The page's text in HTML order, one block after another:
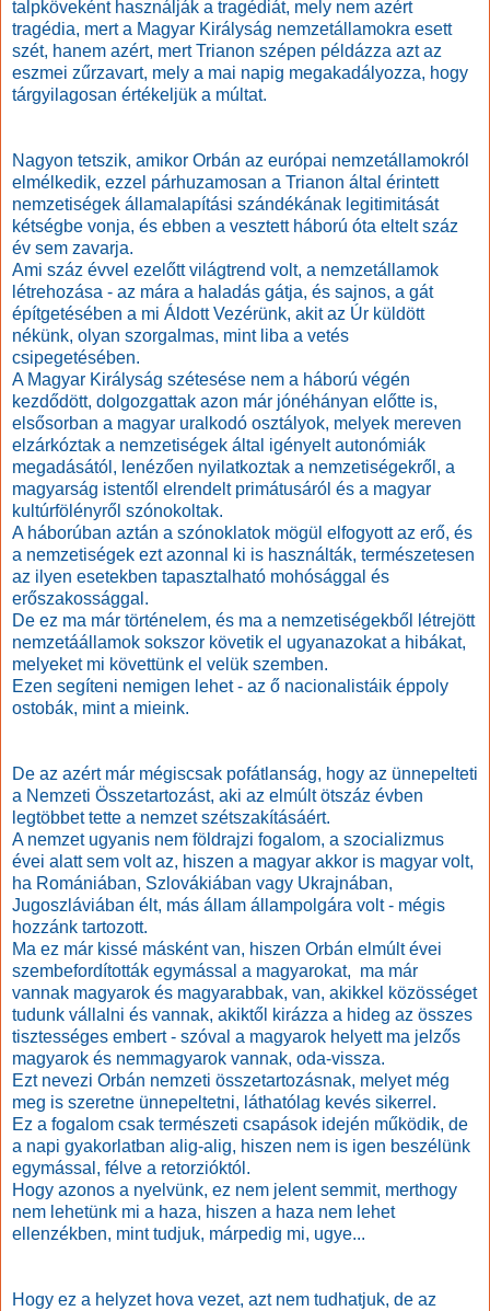
talpköveként használják a tragédiát, mely nem azért
tragédia, mert a Magyar Királyság nemzetállamokra esett
szét, hanem azért, mert Trianon szépen példázza azt az
eszmei zűrzavart, mely a mai napig megakadályozza, hogy
tárgyilagosan értékeljük a múltat.
Nagyon tetszik, amikor Orbán az európai nemzetállamokról
elmélkedik, ezzel párhuzamosan a Trianon által érintett
nemzetiségek államalapítási szándékának legitimitását
kétségbe vonja, és ebben a vesztett háború óta eltelt száz
év sem zavarja.
Ami száz évvel ezelőtt világtrend volt, a nemzetállamok
létrehozása - az mára a haladás gátja, és sajnos, a gát
építgetésében a mi Áldott Vezérünk, akit az Úr küldött
nékünk, olyan szorgalmas, mint liba a vetés
csipegetésében.
A Magyar Királyság szétesése nem a háború végén
kezdődött, dolgozgattak azon már jónéhányan előtte is,
elsősorban a magyar uralkodó osztályok, melyek mereven
elzárkóztak a nemzetiségek által igényelt autonómiák
megadásától, lenézően nyilatkoztak a nemzetiségekről, a
magyarság istentől elrendelt primátusáról és a magyar
kultúrfölényről szónokoltak.
A háborúban aztán a szónoklatok mögül elfogyott az erő, és
a nemzetiségek ezt azonnal ki is használták, természetesen
az ilyen esetekben tapasztalható mohósággal és
erőszakossággal.
De ez ma már történelem, és ma a nemzetiségekből létrejött
nemzetáállamok sokszor követik el ugyanazokat a hibákat,
melyeket mi követtünk el velük szemben.
Ezen segíteni nemigen lehet - az ő nacionalistáik éppoly
ostobák, mint a mieink.
De az azért már mégiscsak pofátlanság, hogy az ünnepelteti
a Nemzeti Összetartozást, aki az elmúlt ötszáz évben
legtöbbet tette a nemzet szétszakításáért.
A nemzet ugyanis nem földrajzi fogalom, a szocializmus
évei alatt sem volt az, hiszen a magyar akkor is magyar volt,
ha Romániában, Szlovákiában vagy Ukrajnában,
Jugoszláviában élt, más állam állampolgára volt - mégis
hozzánk tartozott.
Ma ez már kissé másként van, hiszen Orbán elmúlt évei
szembefordították egymással a magyarokat, ma már
vannak magyarok és magyarabbak, van, akikkel közösséget
tudunk vállalni és vannak, akiktől kirázza a hideg az összes
tisztességes embert - szóval a magyarok helyett ma jelzős
magyarok és nemmagyarok vannak, oda-vissza.
Ezt nevezi Orbán nemzeti összetartozásnak, melyet még
meg is szeretne ünnepeltetni, láthatólag kevés sikerrel.
Ez a fogalom csak természeti csapások idején működik, de
a napi gyakorlatban alig-alig, hiszen nem is igen beszélünk
egymással, félve a retorzióktól.
Hogy azonos a nyelvünk, ez nem jelent semmit, merthogy
nem lehetünk mi a haza, hiszen a haza nem lehet
ellenzékben, mint tudjuk, márpedig mi, ugye...
Hogy ez a helyzet hova vezet, azt nem tudhatjuk, de az